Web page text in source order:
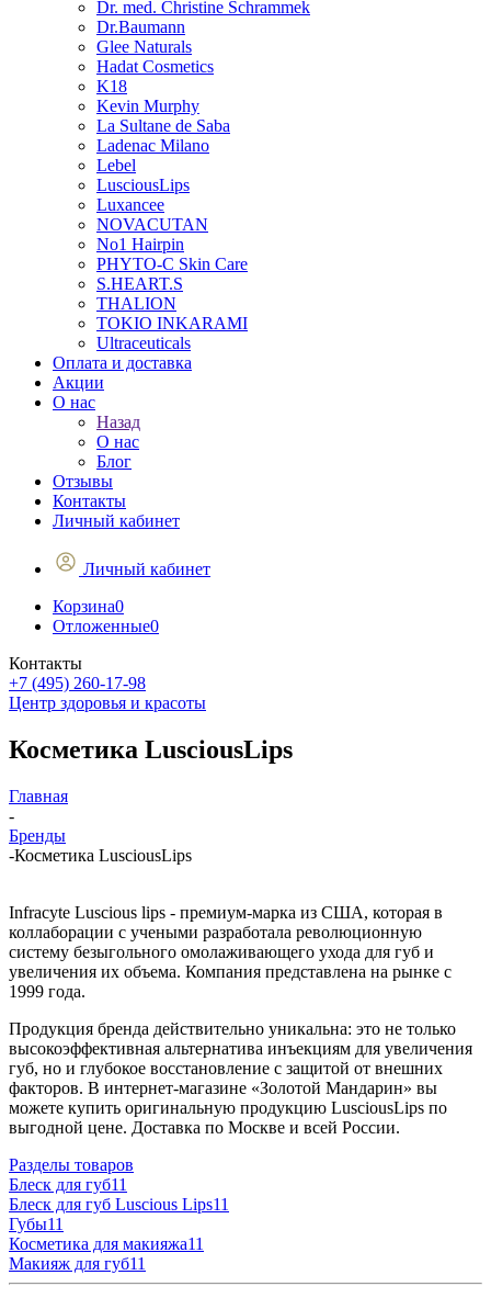
Dr. med. Christine Schrammek
Dr.Baumann
Glee Naturals
Hadat Cosmetics
K18
Kevin Murphy
La Sultane de Saba
Ladenac Milano
Lebel
LusciousLips
Luxancee
NOVACUTAN
No1 Hairpin
PHYTO-C Skin Care
S.HEART.S
THALION
TOKIO INKARAMI
Ultraceuticals
Оплата и доставка
Акции
О нас
Назад
О нас
Блог
Отзывы
Контакты
Личный кабинет
Личный кабинет
Корзина0
Отложенные0
Контакты
+7 (495) 260-17-98
Центр здоровья и красоты
Косметика LusciousLips
Главная
-
Бренды
-Косметика LusciousLips
Infracyte Luscious lips - премиум-марка из США, которая в
коллаборации с учеными разработала революционную
систему безыгольного омолаживающего ухода для губ и
увеличения их объема. Компания представлена на рынке с
1999 года.
Продукция бренда действительно уникальна: это не только
высокоэффективная альтернатива инъекциям для увеличения
губ, но и глубокое восстановление с защитой от внешних
факторов. В интернет-магазине «Золотой Мандарин» вы
можете купить оригинальную продукцию LusciousLips по
выгодной цене. Доставка по Москве и всей России.
Разделы товаров
Блеск для губ11
Блеск для губ Luscious Lips11
Губы11
Косметика для макияжа11
Макияж для губ11